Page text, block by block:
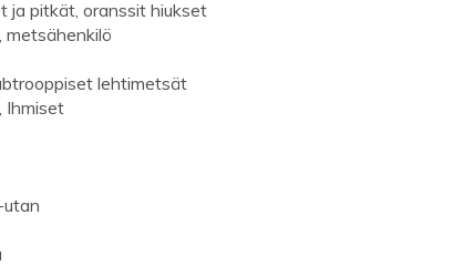
ja pitkät, oranssit hiukset
metsähenkilö
lehtimetsät
Ihmiset
utan